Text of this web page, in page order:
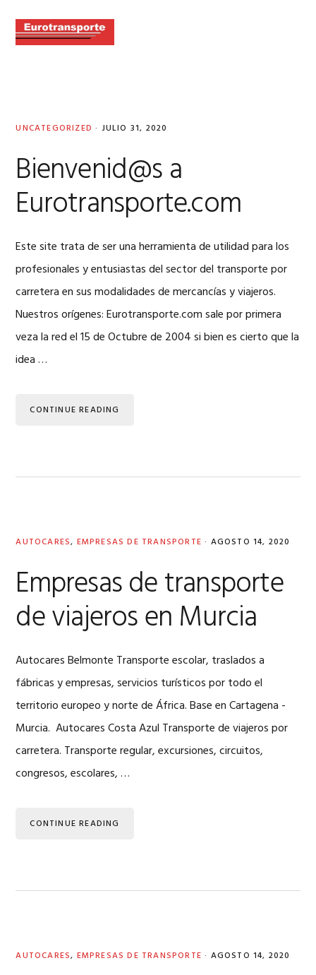
primary
main
primary
UNCATEGORIZED · JULIO 31, 2020
Bienvenid@s a
Eurotransporte.com
Este site trata de ser una herramienta de utilidad para los
profesionales y entusiastas del sector del transporte por
carretera en sus modalidades de mercancías y viajeros.
Nuestros orígenes: Eurotransporte.com sale por primera
veza la red el 15 de Octubre de 2004 si bien es cierto que la
idea …
CONTINUE READING
AUTOCARES, EMPRESAS DE TRANSPORTE · AGOSTO 14, 2020
Empresas de transporte
de viajeros en Murcia
Autocares Belmonte Transporte escolar, traslados a
fábricas y empresas, servicios turísticos por todo el
territorio europeo y norte de África. Base en Cartagena -
Murcia. Autocares Costa Azul Transporte de viajeros por
carretera. Transporte regular, excursiones, circuitos,
congresos, escolares, …
CONTINUE READING
AUTOCARES, EMPRESAS DE TRANSPORTE · AGOSTO 14, 2020